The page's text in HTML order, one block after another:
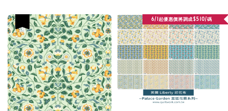
6/1起優惠價將調成$510/碼